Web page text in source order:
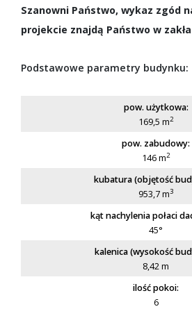
Szanowni Państwo, wykaz zgód
projekcie znajdą Państwo w
Podstawowe parametry budynku:
pow. użytkowa:
169,5 m2
pow. zabudowy:
146 m2
kubatura (objętość
953,7 m3
kąt nachylenia połaci
45°
kalenica (wysokość
8,42 m
ilość pokoi:
6